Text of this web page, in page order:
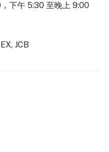
下午 5:30 至晚上 9:00
JCB